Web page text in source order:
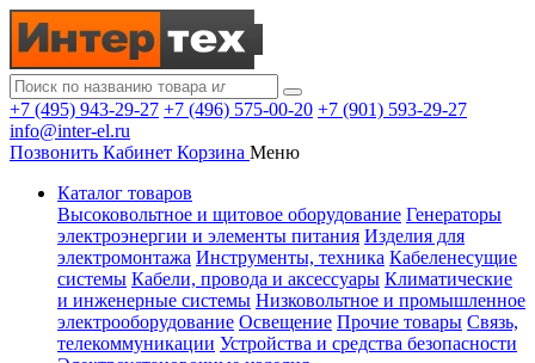
+7 (495) 943-29-27 +7 (496) 575-00-20 +7 (901) 593-29-27
info@inter-el.ru
Позвонить Кабинет Корзина Меню
Каталог товаров
Высоковольтное и щитовое оборудование Генераторы
электроэнергии и элементы питания Изделия для
электромонтажа Инструменты, техника Кабеленесущие
системы Кабели, провода и аксессуары Климатические
и инженерные системы Низковольтное и промышленное
электрооборудование Освещение Прочие товары Связь,
телекоммуникации Устройства и средства безопасности